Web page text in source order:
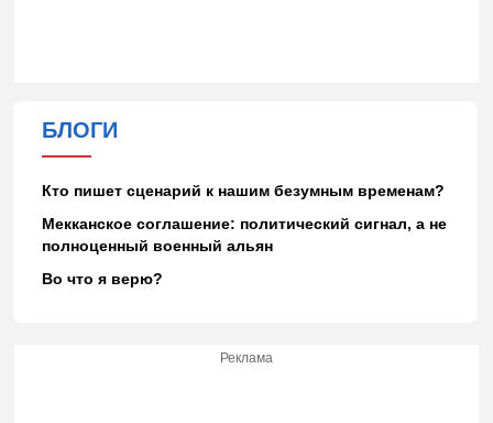
БЛОГИ
Кто пишет сценарий к нашим безумным временам?
Мекканское соглашение: политический сигнал, а не
полноценный военный альян
Во что я верю?
Реклама